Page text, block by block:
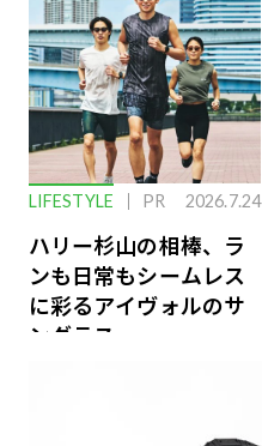
LIFESTYLE PR 2026.7.24
ハリー杉山の相棒、ラ
ンも日常もシームレス
に彩るアイヴォルのサ
ングラス